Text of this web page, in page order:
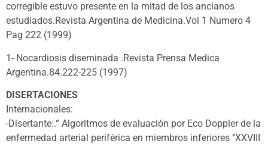
corregible estuvo presente en la mitad de los ancianos
estudiados.Revista Argentina de Medicina.Vol 1 Numero 4
Pag 222 (1999)
1- Nocardiosis diseminada .Revista Prensa Medica
Argentina.84.222-225 (1997)
DISERTACIONES
Internacionales:
-Disertante:.“ Algoritmos de evaluación por Eco Doppler de la
enfermedad arterial periférica en miembros inferiores ’’XXVIII